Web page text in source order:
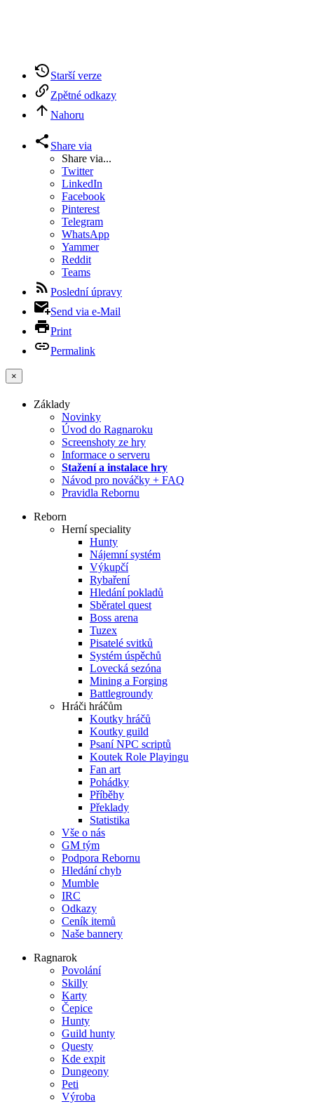
Starší verze
Zpětné odkazy
Nahoru
Share via
Share via...
Twitter
LinkedIn
Facebook
Pinterest
Telegram
WhatsApp
Yammer
Reddit
Teams
Poslední úpravy
Send via e-Mail
Print
Permalink
×
Základy
Novinky
Úvod do Ragnaroku
Screenshoty ze hry
Informace o serveru
Stažení a instalace hry
Návod pro nováčky + FAQ
Pravidla Rebornu
Reborn
Herní speciality
Hunty
Nájemní systém
Výkupčí
Rybaření
Hledání pokladů
Sběratel quest
Boss arena
Tuzex
Pisatelé svitků
Systém úspěchů
Lovecká sezóna
Mining a Forging
Battlegroundy
Hráči hráčům
Koutky hráčů
Koutky guild
Psaní NPC scriptů
Koutek Role Playingu
Fan art
Pohádky
Příběhy
Překlady
Statistika
Vše o nás
GM tým
Podpora Rebornu
Hledání chyb
Mumble
IRC
Odkazy
Ceník itemů
Naše bannery
Ragnarok
Povolání
Skilly
Karty
Čepice
Hunty
Guild hunty
Questy
Kde expit
Dungeony
Peti
Výroba